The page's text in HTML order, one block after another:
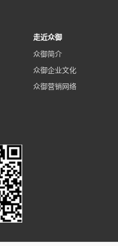
走近众御
众御简介
众御企业文化
众御营销网络